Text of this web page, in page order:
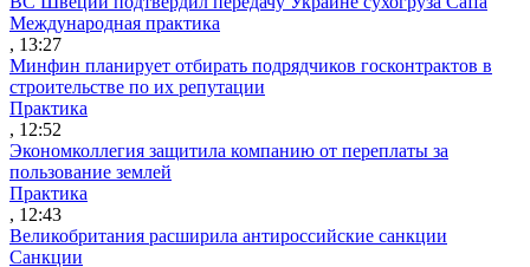
Международная практика
, 13:27
Минфин планирует отбирать подрядчиков госконтрактов в
строительстве по их репутации
Практика
, 12:52
Экономколлегия защитила компанию от переплаты за
пользование землей
Практика
, 12:43
Великобритания расширила антироссийские санкции
Санкции